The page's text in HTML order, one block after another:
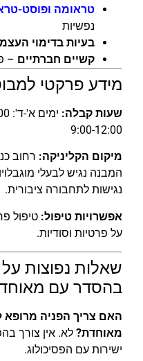
טראומה ופוסט-
נפשיות
בעיות בדימוי
קשיים חברתיים –
מידע פרקטי
שעות קבלה:
9:00-12:00
מיקום הקליניקה:
המבנה נגיש לבעלי
נגישות לתחבורה ציבורית.
אפשרויות טיפול: טיפול
על פרטיות וסודיות.
שאלות נפוצות על
בהסדר עם
האם צריך הפניה מרופא
מאוחדת? לא. אין צורך
ישירות עם הפסיכולוג.